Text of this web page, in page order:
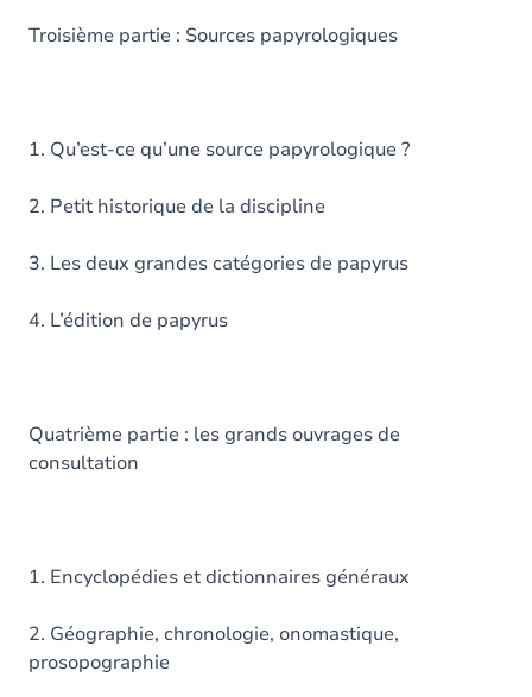
Troisième partie : Sources papyrologiques
1. Qu’est-ce qu’une source papyrologique ?
2. Petit historique de la discipline
3. Les deux grandes catégories de papyrus
4. L’édition de papyrus
Quatrième partie : les grands ouvrages de
consultation
1. Encyclopédies et dictionnaires généraux
2. Géographie, chronologie, onomastique,
prosopographie